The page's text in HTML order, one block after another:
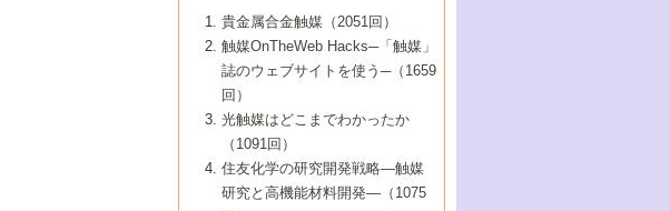
8号 高機能化ポリオレフィンに向けた重合
触媒の最近の進展
7号 持続可能社会実現のための触媒および
触媒関連技術
5号 若手会員による触媒研究の未来展望1：
企業編
6号 第102回触媒討論会
7号 触媒・化学反応における計算化学の進
8号 若手研究者による触媒研究の未来展望
2：大学・研究所編
5号 こんな物質，あんな物質―新たな触媒
の可能性―
7号 『結晶の化学』を活かした触媒研究
8号 イオン液体の応用
5号 水素製造・貯蔵のための触媒技術の新
しい展開
6号 第98回触媒討論会
7号 基礎化学品製造の触媒技術
8号 多機能型リアクター
4号 水分解用光触媒材料
5号 時間分解分光の進歩と応用
6号 第96回触媒討論会
8号 超臨界流体を用いた化学プロセスの新
2号 第93回触媒討論会
3号 特殊エネルギー場の触媒反応
4号 生体内における金属の触媒作用
5号 ファインケミカルズの展開に寄与する
6号 第94回触媒討論会
7号 サブナノレベルでみた新しい表面現象
1号 なぜこの触媒が良いのか？
2号 第91回触媒討論会
3号 最近の自動車排ガス処理技術
4号 触媒研究の現状と将来─第90回触媒討論
5号 基礎化学品製造の触媒技術
6号 第92回触媒討論会
▼44巻（2002年）
1号 高次制御された触媒の化学
2号 第89回触媒討論会
3号 触媒を利用した電気化学の新展開
4号 ナノ材料の調製と機能化
5号 こんな触媒が欲しい
6号 第90回触媒討論会
▼43巻（2001年）
1号 グリーンケミストリーと触媒
2号 第87回触媒討論会特集号
3号 生体触媒とバイオプロセス
4号 水素製造・利用の触媒化学
5号 触媒研究における新しい切り口：コン
▼42巻（2000年）
1号 触媒反応工学の明日を拓く
2号 第85回触媒討論会
3号 反応ダイナミクス
▼41巻（1999年）
1号 孔、穴、あな?-特異な空間とその利用-
2号 第83回触媒討論会
▼40巻（1998年）
進展と21世紀への提言/創立40周年記念・触
貴金属合金触媒（2051回）
触媒OnTheWeb Hacks─「触媒」
誌のウェブサイトを使う─（1659
回）
光触媒はどこまでわかったか
（1091回）
住友化学の研究開発戦略―触媒
研究と高機能材料開発―（1075